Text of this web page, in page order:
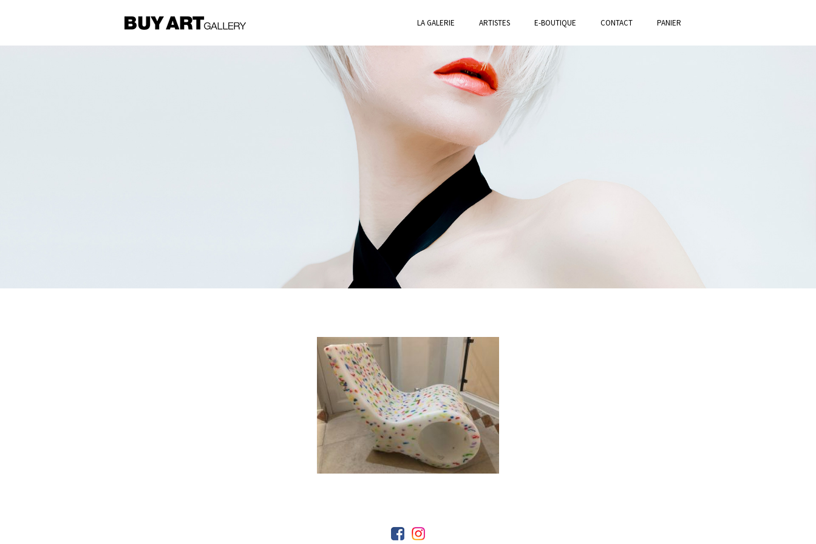
LA GALERIE ARTISTES E-BOUTIQUE CONTACT PANIER